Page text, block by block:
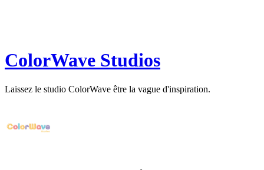
ColorWave Studios
Laissez le studio ColorWave être la vague d'inspiration.